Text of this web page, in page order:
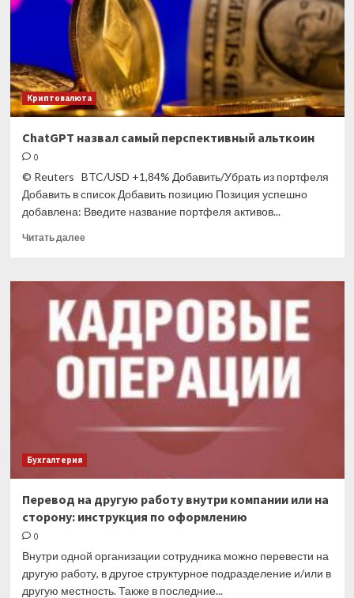
майнеров
Криптовалюта
ChatGPT назвал самый перспективный альткоин
0
© Reuters BTC/USD +1,84% Добавить/Убрать из портфеля
Добавить в список Добавить позицию Позиция успешно
добавлена: Введите название портфеля активов...
Читать далееПрочитать
ChatGPT
самый
перспективный
альткоин
Бухгалтерия
Перевод на другую работу внутри компании или на
сторону: инструкция по оформлению
0
Внутри одной организации сотрудника можно перевести на
другую работу, в другое структурное подразделение и/или в
другую местность. Также в последние...